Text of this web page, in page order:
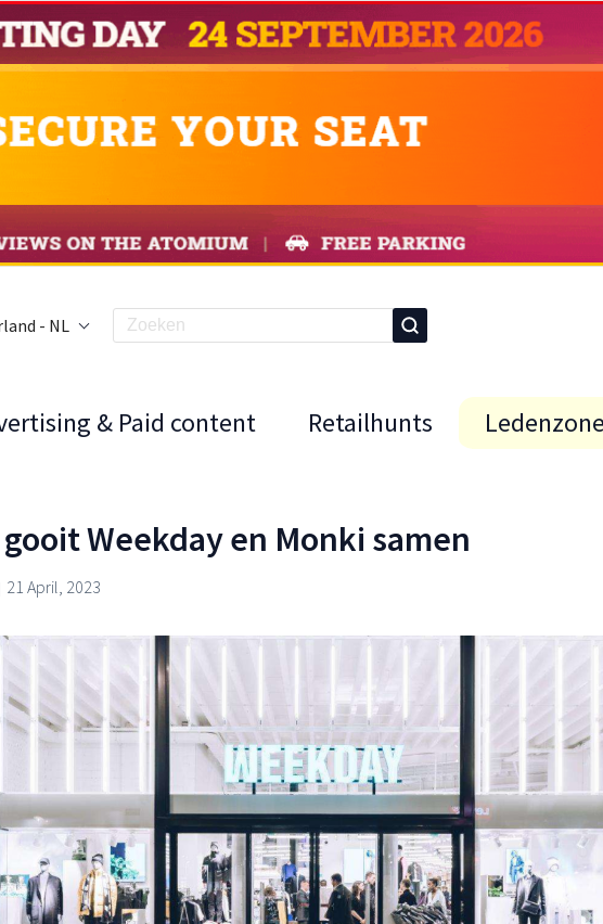
- NL
& Paid content Retailhunts Ledenzone
Weekday en Monki samen
21 April, 2023